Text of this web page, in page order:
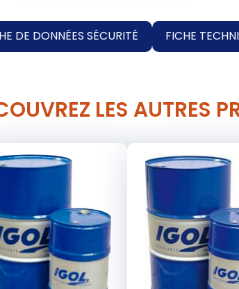
DE DONNÉES SÉCURITÉ FICHE
LES AUTRES